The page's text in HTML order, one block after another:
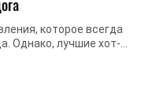
которое всегда
Однако, лучшие хот-